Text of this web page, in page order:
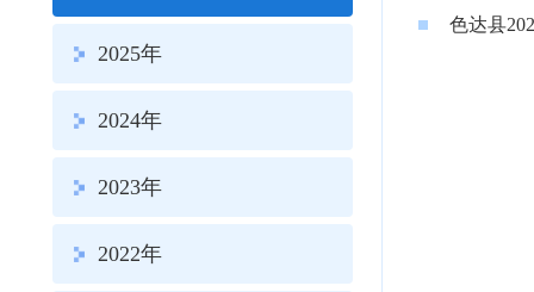
2025年
2024年
2023年
2022年
色达县